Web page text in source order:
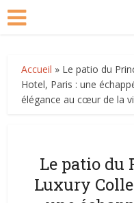
Accueil » Le patio du
Hotel, Paris : une
élégance au cœur de la
Le patio du
Luxury